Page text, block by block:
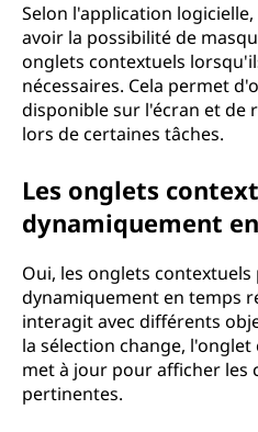
Selon l'application
avoir la possibilité de
onglets contextuels
nécessaires. Cela permet
disponible sur l'écran et de
lors de certaines tâches.
Les onglets
dynamiquement
Oui, les onglets
dynamiquement en temps
interagit avec différents
la sélection change,
met à jour pour afficher les
pertinentes.